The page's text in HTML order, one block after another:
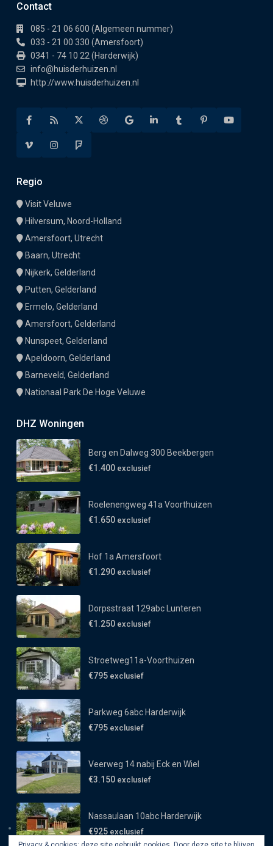
Contact
085 - 21 06 600 (Algemeen nummer)
033 - 21 00 330 (Amersfoort)
0341 - 74 10 22 (Harderwijk)
info@huisderhuizen.nl
http://www.huisderhuizen.nl
Regio
Visit Veluwe
Hilversum, Noord-Holland
Amersfoort, Utrecht
Baarn, Utrecht
Nijkerk, Gelderland
Putten, Gelderland
Ermelo, Gelderland
Amersfoort, Gelderland
Nunspeet, Gelderland
Apeldoorn, Gelderland
Barneveld, Gelderland
Nationaal Park De Hoge Veluwe
DHZ Woningen
Berg en Dalweg 300 Beekbergen
€1.400 exclusief
Roelenengweg 41a Voorthuizen
€1.650 exclusief
Hof 1a Amersfoort
€1.290 exclusief
Dorpsstraat 129abc Lunteren
€1.250 exclusief
Stroetweg11a-Voorthuizen
€795 exclusief
Parkweg 6abc Harderwijk
€795 exclusief
Veerweg 14 nabij Eck en Wiel
€3.150 exclusief
Nassaulaan 10abc Harderwijk
€925 exclusief